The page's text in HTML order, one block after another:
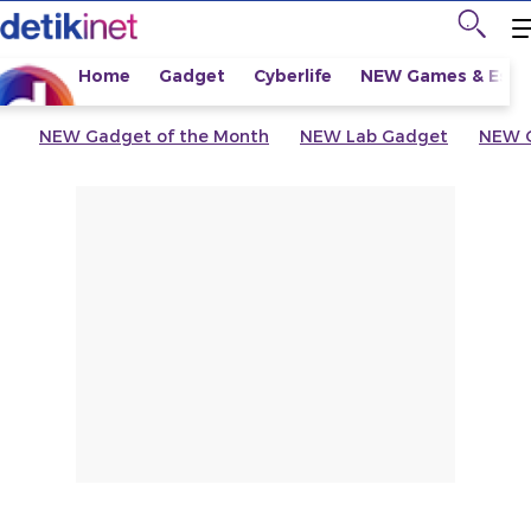
Home Gadget Cyberlife NEW Games &
NEW Gadget of the Month NEW Lab Gadget NEW